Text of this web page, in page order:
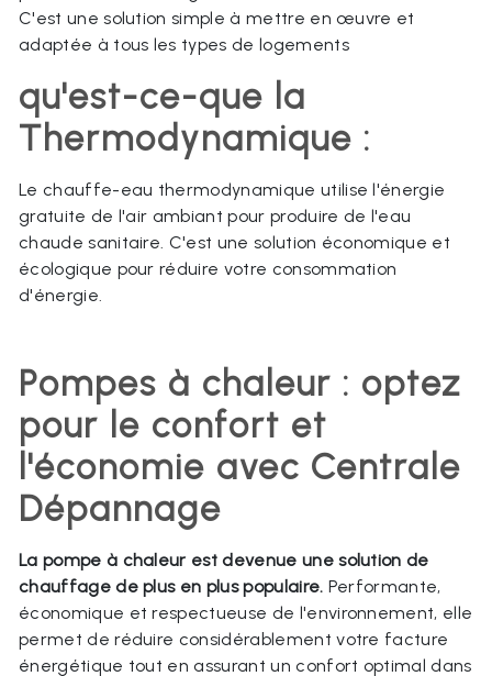
C'est une solution simple à mettre en œuvre et
adaptée à tous les types de logements
qu'est-ce-que la
Thermodynamique :
Le chauffe-eau thermodynamique utilise l'énergie
gratuite de l'air ambiant pour produire de l'eau
chaude sanitaire. C'est une solution économique et
écologique pour réduire votre consommation
d'énergie.
Pompes à chaleur : optez
pour le confort et
l'économie avec Centrale
Dépannage
La pompe à chaleur est devenue une solution de
chauffage de plus en plus populaire. Performante,
économique et respectueuse de l'environnement, elle
permet de réduire considérablement votre facture
énergétique tout en assurant un confort optimal dans